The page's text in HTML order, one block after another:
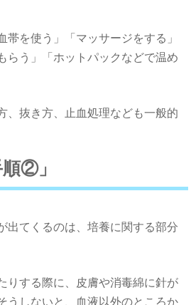
帯を使う」「マッサージをする」
らう」「ホットパックなどで温め
、抜き方、止血処理なども一般的
②」
出てくるのは、培養に関する部分
りする際に、皮膚や消毒綿に針が
うしないと、血液以外のところか